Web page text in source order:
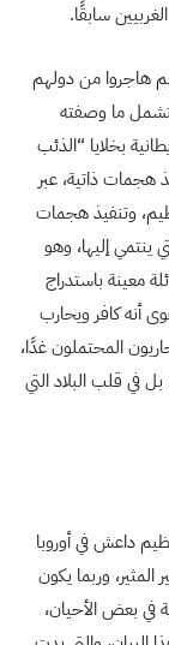
سابقًا.
هاجروا من دولهم
لتشمل ما وصفته
بخلايا “الذئب
هجمات ذاتية، عبر
وتنفيذ هجمات
ينتمي إليها، وهو
معينة باستدراج
أنه كافر ويحارب
المحتملون غدًا،
في قلب البلاد التي
داعش في أوروبا
المثير، وربما يكون
في بعض الأحيان،